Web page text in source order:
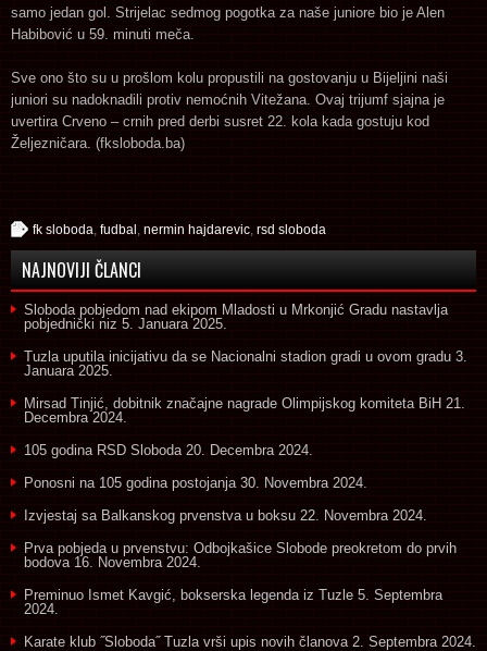
samo jedan gol. Strijelac sedmog pogotka za naše juniore bio je Alen
Habibović u 59. minuti meča.
Sve ono što su u prošlom kolu propustili na gostovanju u Bijeljini naši
juniori su nadoknadili protiv nemoćnih Vitežana. Ovaj trijumf sjajna je
uvertira Crveno – crnih pred derbi susret 22. kola kada gostuju kod
Željezničara. (fksloboda.ba)
fk sloboda fudbal nermin hajdarevic rsd sloboda
NAJNOVIJI ČLANCI
Sloboda pobjedom nad ekipom Mladosti u Mrkonjić Gradu nastavlja
pobjednički niz 5. Januara 2025.
Tuzla uputila inicijativu da se Nacionalni stadion gradi u ovom gradu 3.
Januara 2025.
Mirsad Tinjić, dobitnik značajne nagrade Olimpijskog komiteta BiH 21.
Decembra 2024.
105 godina RSD Sloboda 20. Decembra 2024.
Ponosni na 105 godina postojanja 30. Novembra 2024.
Izvjestaj sa Balkanskog prvenstva u boksu 22. Novembra 2024.
Prva pobjeda u prvenstvu: Odbojkašice Slobode preokretom do prvih
bodova 16. Novembra 2024.
Preminuo Ismet Kavgić, bokserska legenda iz Tuzle 5. Septembra
2024.
Karate klub ˝Sloboda˝ Tuzla vrši upis novih članova 2. Septembra 2024.